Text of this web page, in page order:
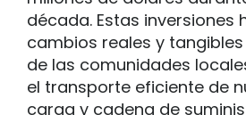
década. Estas inversiones
cambios reales y
de las comunidades
el transporte eficiente de
carga y cadena de